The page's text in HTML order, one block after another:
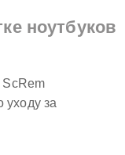
ноутбуков
уходу за